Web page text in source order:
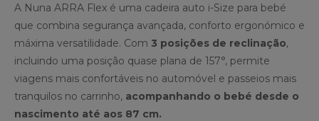
A Nuna ARRA Flex é uma cadeira auto i-Size para bebé
que combina segurança avançada, conforto ergonómico e
máxima versatilidade. Com 3 posições de reclinação,
incluindo uma posição quase plana de 157°, permite
viagens mais confortáveis no automóvel e passeios mais
tranquilos no carrinho, acompanhando o bebé desde o
nascimento até aos 87 cm.